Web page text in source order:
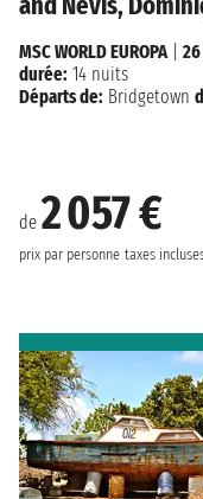
de 2 057 €
prix par personne taxes
MSC WORLD EUROPA| 26
durée: 14 nuits
Départs de: Bridgetown